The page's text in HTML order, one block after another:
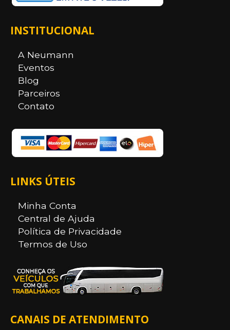
INSTITUCIONAL
A Neumann
Eventos
Blog
Parceiros
Contato
LINKS ÚTEIS
Minha Conta
Central de Ajuda
Política de Privacidade
Termos de Uso
CANAIS DE ATENDIMENTO